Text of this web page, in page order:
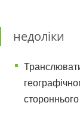
недоліки